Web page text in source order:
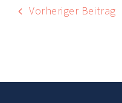
Vorheriger Beitrag